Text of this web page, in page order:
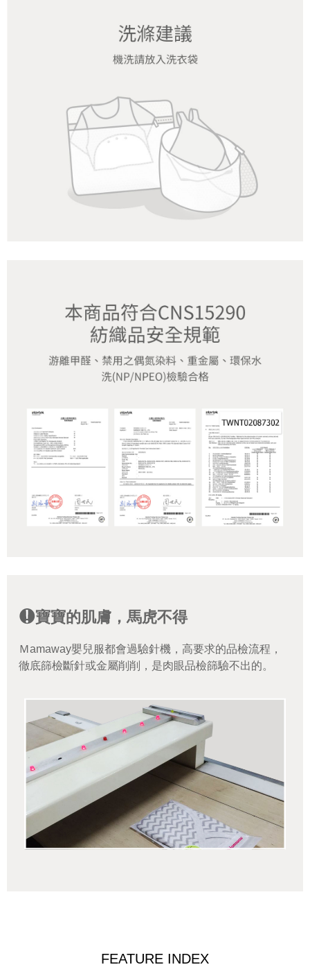
寶寶的肌膚，馬虎不得
Ｍamaway嬰兒服都會過驗針機，高要求的品檢流程，
徹底篩檢斷針或金屬削削，是肉眼品檢篩驗不出的。
FEATURE INDEX